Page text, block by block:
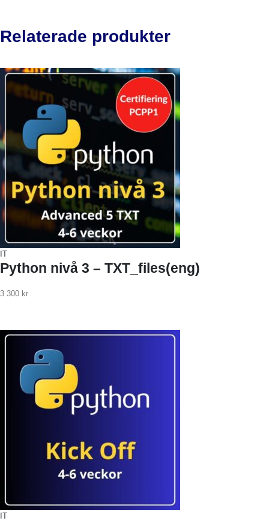
Relaterade produkter
IT
Python nivå 3 – TXT_files(eng)
3 300 kr
IT